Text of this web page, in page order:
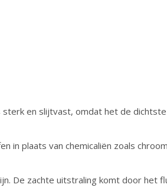
en slijtvast, omdat het de dichtste
in plaats van chemicaliën zoals
De zachte uitstraling komt door het